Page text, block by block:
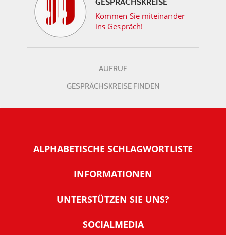
Kommen Sie miteinander
ins Gespräch!
AUFRUF
GESPRÄCHSKREISE FINDEN
ALPHABETISCHE SCHLAGWORTLISTE
INFORMATIONEN
Warum NachDenkSeiten
Tipps zur Nutzung der NachDenkSeiten
UNTERSTÜTZEN SIE UNS?
SOCIALMEDIA